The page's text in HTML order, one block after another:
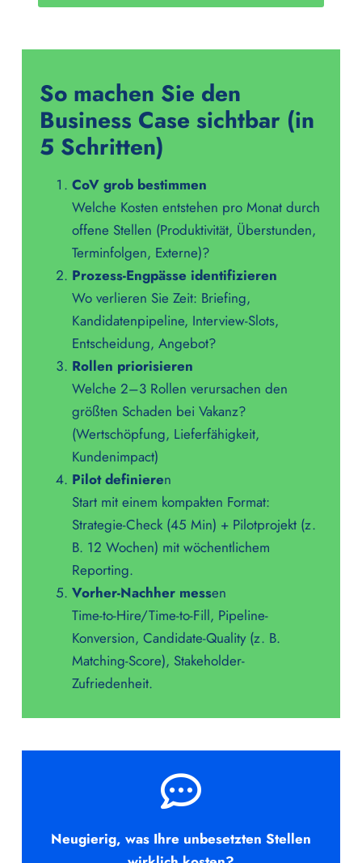
So machen Sie den
Business Case sichtbar (in
5 Schritten)
CoV grob bestimmen
Welche Kosten entstehen pro Monat durch
offene Stellen (Produktivität, Überstunden,
Terminfolgen, Externe)?
Prozess-Engpässe identifizieren
Wo verlieren Sie Zeit: Briefing,
Kandidatenpipeline, Interview-Slots,
Entscheidung, Angebot?
Rollen priorisieren
Welche 2–3 Rollen verursachen den
größten Schaden bei Vakanz?
(Wertschöpfung, Lieferfähigkeit,
Kundenimpact)
Pilot definieren
Start mit einem kompakten Format:
Strategie-Check (45 Min) + Pilotprojekt (z.
B. 12 Wochen) mit wöchentlichem
Reporting.
Vorher-Nachher messen
Time-to-Hire/Time-to-Fill, Pipeline-
Konversion, Candidate-Quality (z. B.
Matching-Score), Stakeholder-
Zufriedenheit.
Neugierig, was Ihre unbesetzten Stellen